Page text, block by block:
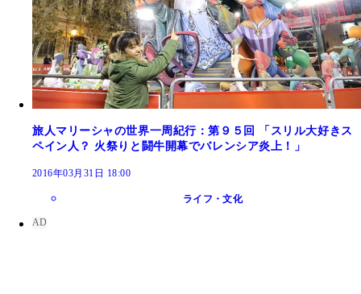
旅人マリーシャの世界一周紀行：第９５回 「スリル大好きス
ペイン人？ 火祭りと闘牛開幕でバレンシア炎上！」
2016年03月31日 18:00
ライフ・文化